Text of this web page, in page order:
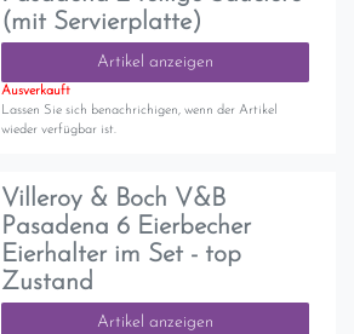
(mit Servierplatte)
Artikel anzeigen
Ausverkauft
Lassen Sie sich benachrichigen, wenn der Artikel
wieder verfügbar ist.
Villeroy & Boch V&B
Pasadena 6 Eierbecher
Eierhalter im Set - top
Zustand
Artikel anzeigen